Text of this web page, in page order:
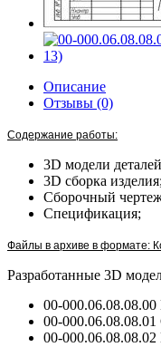
Описание
Отзывы (0)
Содержание работы:
3D модели
3D сборка изделия;
Сборочный
Спецификация;
Файлы в архиве в формате:
Разработанные 3D
00-
00-000.06.08.08.01
00-